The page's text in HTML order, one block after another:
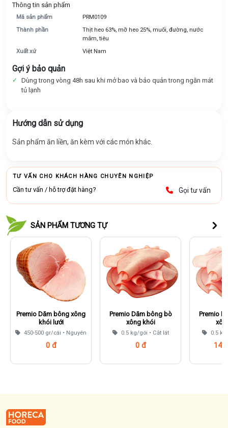
Thông tin sản phẩm
Mã sản phẩm
PRM0109
Thành phần
Thịt heo 63%, mỡ heo 25%, muối, đường, nước
mắm, tiêu
Xuất xứ
Việt Nam
Gợi ý bảo quản
Dùng trong vòng 48h sau khi mở bao và bảo quản trong ngăn mát
tủ lạnh
Hướng dẫn sử dụng
Sản phẩm ăn liền, ăn kèm với các món khác.
TƯ VẤN CHO KHÁCH HÀNG CHUYÊN NGHIỆP
Cần tư vấn / hỗ trợ đặt hàng? Gọi tư vấn
SẢN PHẨM TƯƠNG TỰ
Premio Dăm bông xông
khói lưới
450-500 gr/cái • Nguyên
0 đ
Premio Dăm bông bò
xông khói
0.5 kg/gói • Cắt lát
0 đ
Premio
0.5